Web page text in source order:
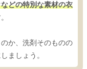
どの特別な素材の衣
か、洗剤そのものの
ましょう。